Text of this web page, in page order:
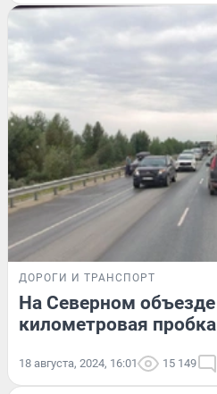
ДОРОГИ И ТРАНСПОРТ
На Северном
километровая пробка
18 августа, 2024, 16:01 15 149